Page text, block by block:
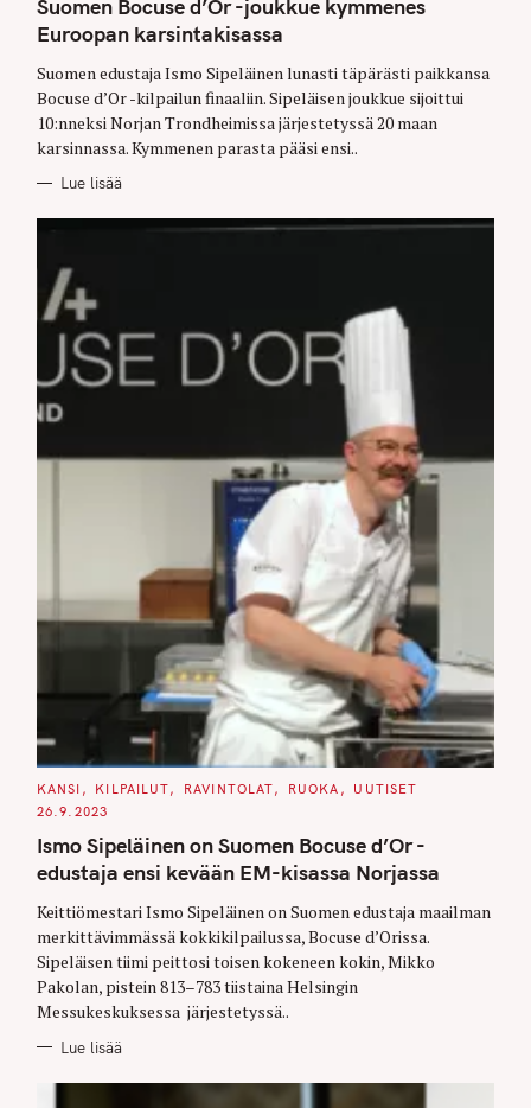
E
G
O
I
E
S
Suomen Bocuse d’Or -joukkue kymmenes
Euroopan karsintakisassa
Suomen edustaja Ismo Sipeläinen lunasti täpärästi paikkansa
Bocuse d’Or -kilpailun finaaliin. Sipeläisen joukkue sijoittui
10:nneksi Norjan Trondheimissa järjestetyssä 20 maan
karsinnassa. Kymmenen parasta pääsi ensi..
Lue lisää
C
T
G
R
S
KANSI KILPAILUT RAVINTOLAT RUOKA
UUTISET
26.9.2023
Ismo Sipeläinen on Suomen Bocuse d’Or -
edustaja ensi kevään EM-kisassa Norjassa
Keittiömestari Ismo Sipeläinen on Suomen edustaja maailman
merkittävimmässä kokkikilpailussa, Bocuse d’Orissa.
Sipeläisen tiimi peittosi toisen kokeneen kokin, Mikko
Pakolan, pistein 813–783 tiistaina Helsingin
Messukeskuksessa järjestetyssä..
Lue lisää